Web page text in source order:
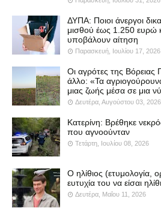
ΔΥΠΑ: Ποιοι άνεργοι
μισθού έως 1.250 ευρώ
υποβάλουν αίτηση
Παρασκευή, Ιουλίου 17, 2026
Οι αγρότες της Βόρειας
άλλο: «Τα
μιας ζωής μέσα σε μια
Δευτέρα, Αυγούστου 03, 2026
Κατερίνη: Βρέθηκε
που αγνοούνταν
Τετάρτη, Ιουλίου 08, 2026
Ο ηλίθιος (ετυμολογία,
ευτυχία του να είσαι
Δευτέρα, Μαΐου 11, 2026